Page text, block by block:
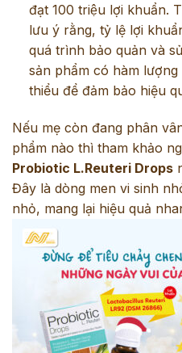
đạt 100 triệu lợi khuẩn.
lưu ý rằng, tỷ lệ lợi
quá trình bảo quản và
sản phẩm có hàm
thiểu để đảm bảo hiệu
Nếu mẹ còn đang phân
phẩm nào thì tham khảo
Probiotic L.Reuteri Drops
Đây là dòng men vi sinh
nhỏ, mang lại hiệu quả